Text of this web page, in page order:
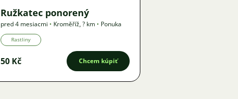
Ružkatec ponorený
pred 4 mesiacmi • Kroměříž,? km • Ponuka
Rastliny
50 Kč Chcem kúpiť